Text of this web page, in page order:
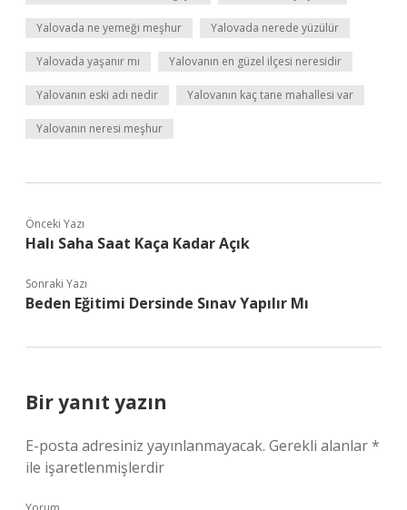
Yalovada ne yemeği meşhur Yalovada nerede yüzülür
Yalovada yaşanır mı Yalovanın en güzel ilçesi neresidir
Yalovanın eski adı nedir Yalovanın kaç tane mahallesi var
Yalovanın neresi meşhur
Önceki Yazı
Halı Saha Saat Kaça Kadar Açık
Sonraki Yazı
Beden Eğitimi Dersinde Sınav Yapılır Mı
Bir yanıt yazın
E-posta adresiniz yayınlanmayacak. Gerekli alanlar*
ile işaretlenmişlerdir